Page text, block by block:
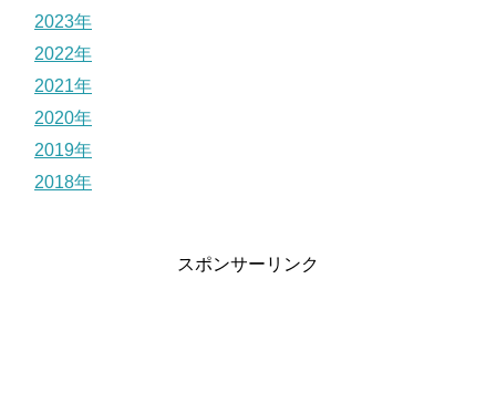
2023年
2022年
2021年
2020年
2019年
2018年
スポンサーリンク